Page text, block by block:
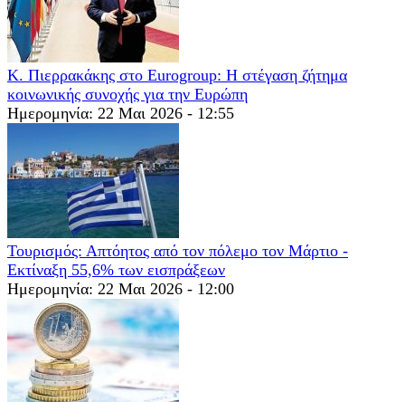
K. Πιερρακάκης στο Eurogroup: Η στέγαση ζήτημα
κοινωνικής συνοχής για την Ευρώπη
Ημερομηνία: 22 Μαι 2026 - 12:55
Τουρισμός: Απτόητος από τον πόλεμο τον Μάρτιο -
Εκτίναξη 55,6% των εισπράξεων
Ημερομηνία: 22 Μαι 2026 - 12:00